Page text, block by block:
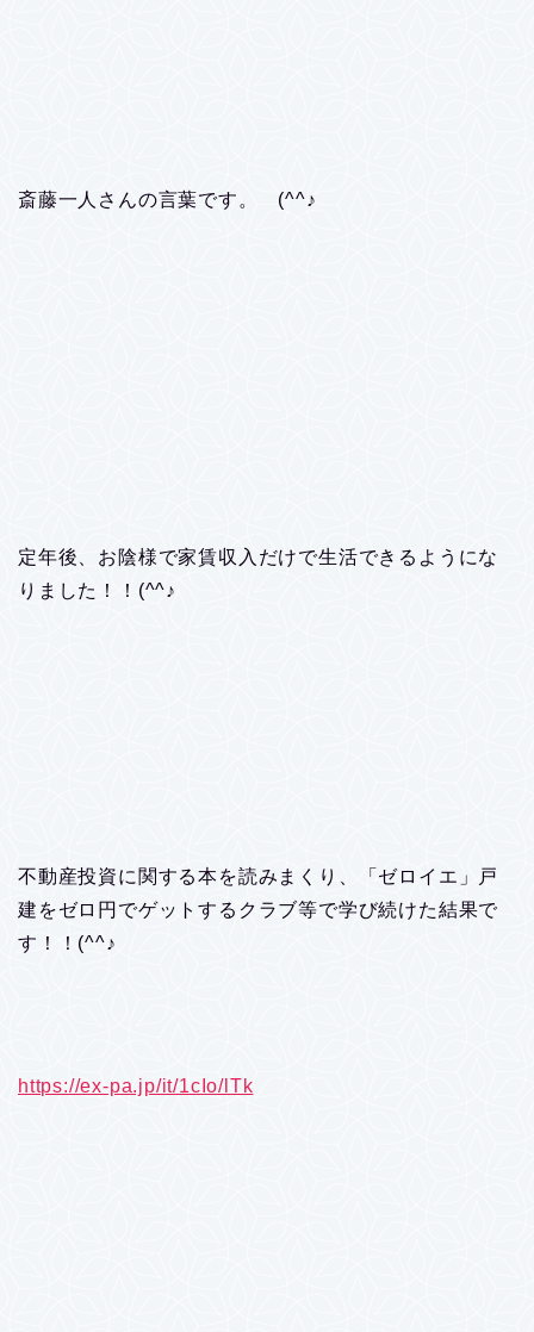
斎藤一人さんの言葉です。 (^^♪
定年後、お陰様で家賃収入だけで生活できるようにな
りました！！(^^♪
不動産投資に関する本を読みまくり、「ゼロイエ」戸
建をゼロ円でゲットするクラブ等で学び続けた結果で
す！！(^^♪
https://ex-pa.jp/it/1cIo/lTk